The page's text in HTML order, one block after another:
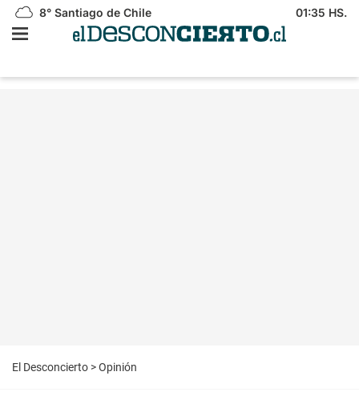
8° Santiago de Chile 01:35 HS.
El Desconcierto >Opinión